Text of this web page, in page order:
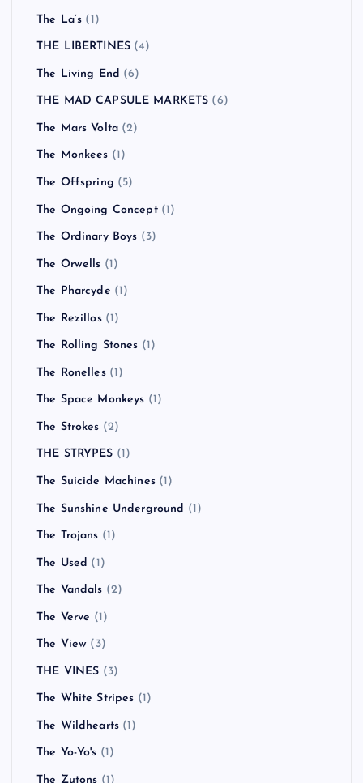
The La’s (1)
THE LIBERTINES (4)
The Living End (6)
THE MAD CAPSULE MARKETS (6)
The Mars Volta (2)
The Monkees (1)
The Offspring (5)
The Ongoing Concept(1)
The Ordinary Boys (3)
The Orwells (1)
The Pharcyde (1)
The Rezillos(1)
The Rolling Stones (1)
The Ronelles(1)
The Space Monkeys (1)
The Strokes (2)
THE STRYPES (1)
The Suicide Machines(1)
The Sunshine Underground (1)
The Trojans (1)
The Used (1)
The Vandals (2)
The Verve (1)
The View (3)
THE VINES (3)
The White Stripes (1)
The Wildhearts (1)
The Yo-Yo's (1)
The Zutons (1)